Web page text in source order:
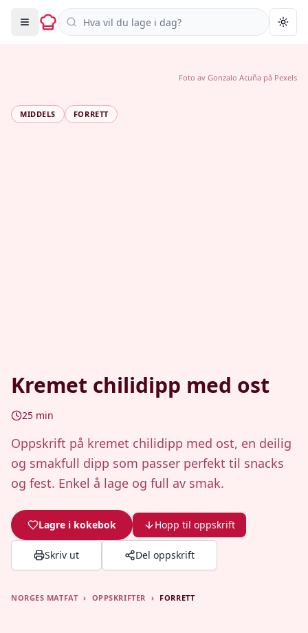
Søk i oppskrifter
MIDDELS FORRETT
Kremet chilidipp med ost
25 min
Oppskrift på kremet chilidipp med ost, en deilig
og smakfull dipp som passer perfekt til snacks
og fest. Enkel å lage og full av smak.
Lagre i kokebok Hopp til oppskrift
Skriv ut Del oppskrift
Foto av Gonzalo Acuña på Pexels
NORGES MATFAT › OPPSKRIFTER › FORRETT